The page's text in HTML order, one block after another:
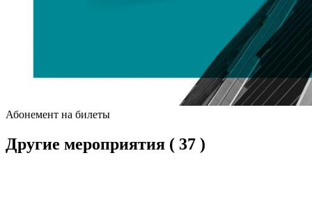
Абонемент на билеты
Другие мероприятия ( 37 )